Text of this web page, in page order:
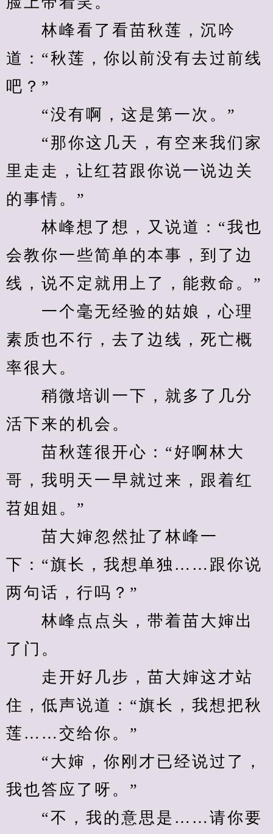
林峰看了看苗秋莲，沉吟
道：“秋莲，你以前没有去过前线
吧？”
“没有啊，这是第一次。”
“那你这几天，有空来我们家
里走走，让红苕跟你说一说边关
的事情。”
林峰想了想，又说道：“我也
会教你一些简单的本事，到了边
线，说不定就用上了，能救命。”
一个毫无经验的姑娘，心理
素质也不行，去了边线，死亡概
率很大。
稍微培训一下，就多了几分
活下来的机会。
苗秋莲很开心：“好啊林大
哥，我明天一早就过来，跟着红
苕姐姐。”
苗大婶忽然扯了林峰一
下：“旗长，我想单独……跟你说
两句话，行吗？”
林峰点点头，带着苗大婶出
了门。
走开好几步，苗大婶这才站
住，低声说道：“旗长，我想把秋
莲……交给你。”
“大婶，你刚才已经说过了，
我也答应了呀。”
“不，我的意思是……请你要